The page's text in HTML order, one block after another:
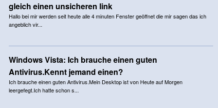
gleich einen unsicheren link
Hallo bei mir werden seit heute alle 4 minuten Fenster geöffnet die mir sagen das ich
angeblich vir...
Windows Vista: Ich brauche einen guten
Antivirus.Kennt jemand einen?
Ich brauche einen guten Antivirus.Mein Desktop ist von Heute auf Morgen
leergefegt.Ich hatte schon s...